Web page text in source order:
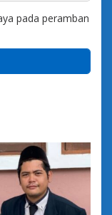
pada peramban